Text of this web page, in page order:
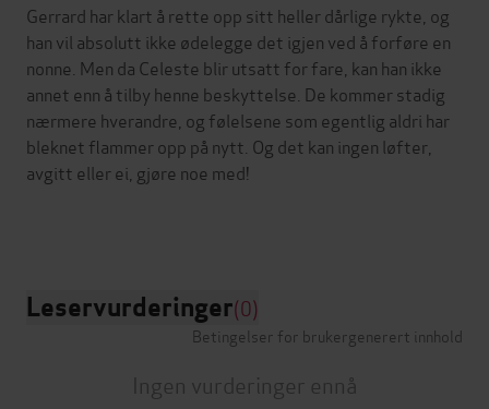
Gerrard har klart å rette opp sitt heller dårlige rykte, og
han vil absolutt ikke ødelegge det igjen ved å forføre en
nonne. Men da Celeste blir utsatt for fare, kan han ikke
annet enn å tilby henne beskyttelse. De kommer stadig
nærmere hverandre, og følelsene som egentlig aldri har
bleknet flammer opp på nytt. Og det kan ingen løfter,
avgitt eller ei, gjøre noe med!
Leservurderinger(0)
Betingelser for brukergenerert innhold
Ingen vurderinger ennå